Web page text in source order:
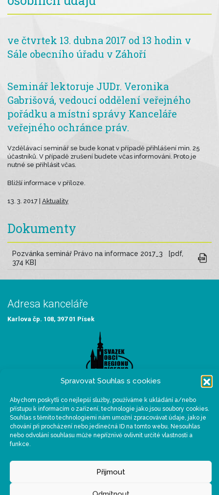
Spravovat Souhlas s cookies
Abychom poskytli co nejlepší služby, používáme k ukládání a/nebo
přístupu k informacím o zařízení, technologie jako jsou soubory cookies.
Souhlas s těmito technologiemi nám umožní zpracovávat údaje, jako je
chování při procházení nebo jedinečná ID na tomto webu. Nesouhlas
nebo odvolání souhlasu může nepříznivě ovlivnit určité vlastnosti a
funkce.
Přijmout
ve čtvrtek 13. dubna 2017 od 13 hodin v
Sále obecního úřadu v Záhoří
Seminář lektoruje JUDr. Veronika
Gabrišová, vedoucí oddělení veřejného
pořádku a místní správy Kanceláře
veřejného ochránce práv.
Vzdělávací seminář se bude konat v případě přihlášení min. 25
účastníků. V případě zrušení budete včas informováni. Proto je
nutné se přihlásit včas.
Bližší informace v příloze.
13. 3. 2017 | Aktuality
Dokumenty
Pozvánka seminář Právo na informace 2017_3 [pdf,
374 KB]
Adresa kanceláře
Karlova čp. 108, 397 01 Písek
Sídlo organizace
Velké náměstí 114/3, 397 01 Písek